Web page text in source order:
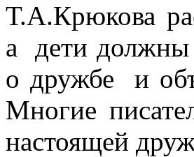
Т.А.Крюкова
а дети должны
о дружбе и
Многие
настоящей